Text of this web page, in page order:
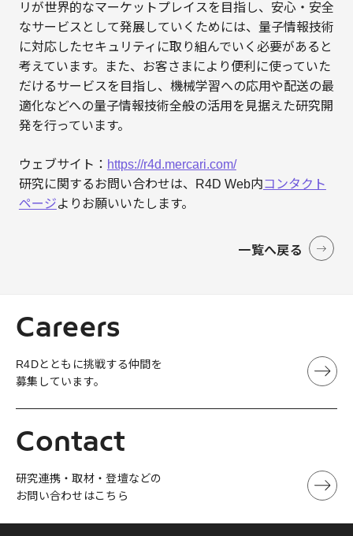
リが世界的なマーケットプレイスを目指し、安心・安全
なサービスとして発展していくためには、量子情報技術
に対応したセキュリティに取り組んでいく必要があると
考えています。また、お客さまにより便利に使っていた
だけるサービスを目指し、機械学習への応用や配送の最
適化などへの量子情報技術全般の活用を見据えた研究開
発を行っています。
ウェブサイト： https://r4d.mercari.com/
研究に関するお問い合わせは、R4D Web内コンタクト
ページよりお願いいたします。
一覧へ戻る
Careers
R4Dとともに挑戦する仲間を
募集しています。
Contact
研究連携・取材・登壇などの
お問い合わせはこちら